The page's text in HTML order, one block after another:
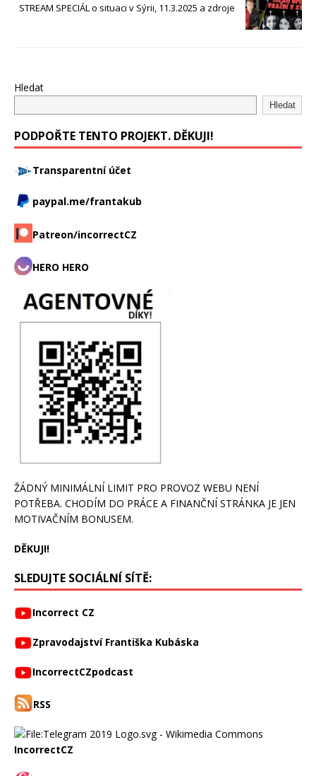
STREAM SPECIÁL o situaci v Sýrii, 11.3.2025 a zdroje
Hledat
Hledat
PODPOŘTE TENTO PROJEKT. DĚKUJI!
Transparentní účet
paypal.me/frantakub
Patreon/incorrectCZ
HERO HERO
ŽÁDNÝ MINIMÁLNÍ LIMIT PRO PROVOZ WEBU NENÍ
POTŘEBA. CHODÍM DO PRÁCE A FINANČNÍ STRÁNKA JE JEN
MOTIVAČNÍM BONUSEM.
DĚKUJI!
SLEDUJTE SOCIÁLNÍ SÍTĚ:
Incorrect CZ
Zpravodajství Františka Kubáska
IncorrectCZpodcast
RSS
IncorrectCZ